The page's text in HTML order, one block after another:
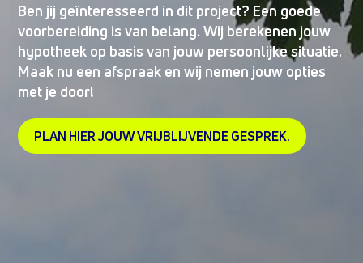
Ben jij geïnteresseerd in dit project? Een goede
voorbereiding is van belang. Wij berekenen jouw
hypotheek op basis van jouw persoonlijke situatie.
Maak nu een afspraak en wij nemen jouw opties
met je door!
PLAN HIER JOUW VRIJBLIJVENDE GESPREK.